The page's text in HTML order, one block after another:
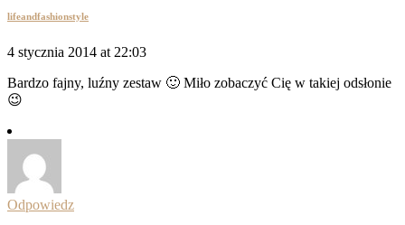
lifeandfashionstyle
4 stycznia 2014 at 22:03
Bardzo fajny, luźny zestaw 🙂 Miło zobaczyć Cię w takiej odsłonie
😉
Odpowiedz